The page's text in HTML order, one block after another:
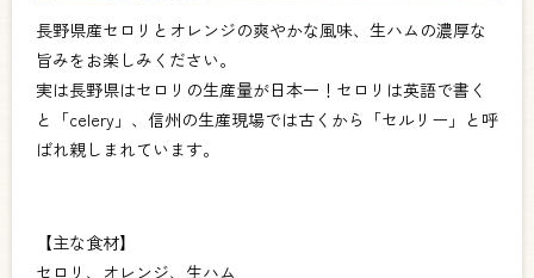
長野県産セロリとオレンジの爽やかな風味、生ハムの濃厚な
旨みをお楽しみください。
実は長野県はセロリの生産量が日本一！セロリは英語で書く
と「celery」、信州の生産現場では古くから「セルリー」と呼
ばれ親しまれています。
【主な食材】
セロリ、オレンジ、生ハム